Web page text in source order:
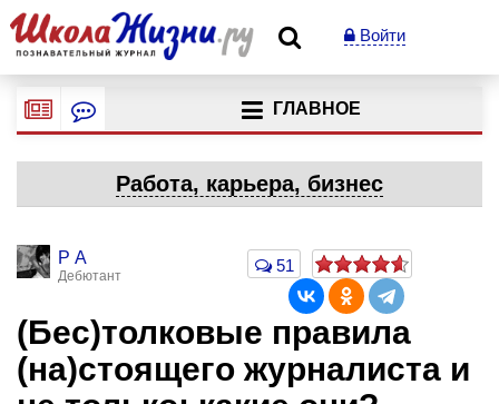
Войти
ГЛАВНОЕ
Работа, карьера, бизнес
Р А
Дебютант
51
(Бес)толковые правила
(на)стоящего журналиста и